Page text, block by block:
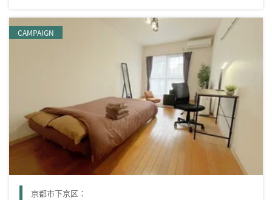
CAMPAIGN
京都市下京区：